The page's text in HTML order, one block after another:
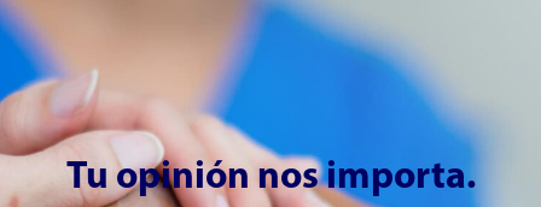
Tu opinión nos importa.